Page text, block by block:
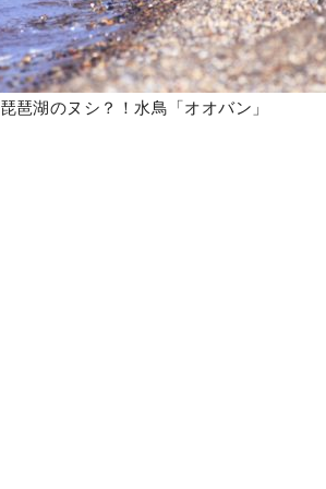
琵琶湖のヌシ？！水鳥「オオバン」